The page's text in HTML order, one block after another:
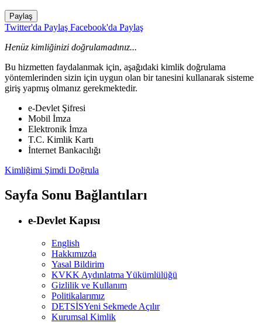
Paylaş
Twitter'da Paylaş Facebook'da Paylaş
Henüz kimliğinizi doğrulamadınız...
Bu hizmetten faydalanmak için, aşağıdaki kimlik doğrulama
yöntemlerinden sizin için uygun olan bir tanesini kullanarak sisteme
giriş yapmış olmanız gerekmektedir.
e-Devlet Şifresi
Mobil İmza
Elektronik İmza
T.C. Kimlik Kartı
İnternet Bankacılığı
Kimliğimi Şimdi Doğrula
Sayfa Sonu Bağlantıları
e-Devlet Kapısı
English
Hakkımızda
Yasal Bildirim
KVKK Aydınlatma Yükümlülüğü
Gizlilik ve Kullanım
Politikalarımız
DETSİSYeni Sekmede Açılır
Kurumsal Kimlik